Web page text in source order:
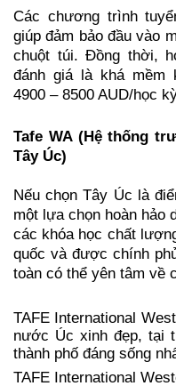
Các chương trình
giúp đảm bảo đầu vào
chuột túi. Đồng thời,
đánh giá là khá mềm
4900 – 8500 AUD/học
Tafe WA (Hệ thống
Tây Úc)
Nếu chọn Tây Úc là
một lựa chọn hoàn hảo
các khóa học chất
quốc và được chính
toàn có thể yên tâm về
TAFE International
nước Úc xinh đẹp, tại
thành phố đáng sống
TAFE International